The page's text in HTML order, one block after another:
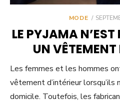
MODE
POSTED
LE PYJAMA N’EST
UN VÊTEMENT
Les femmes et les hommes
vêtement d’intérieur
domicile. Toutefois, les